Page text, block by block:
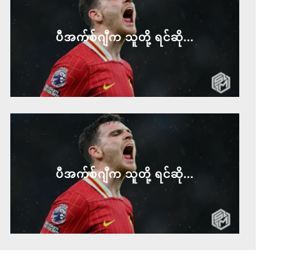
ပီအက်စ်ဂျီက သူတို့ ရင်ဆို...
ပီအက်စ်ဂျီက သူတို့ ရင်ဆို...